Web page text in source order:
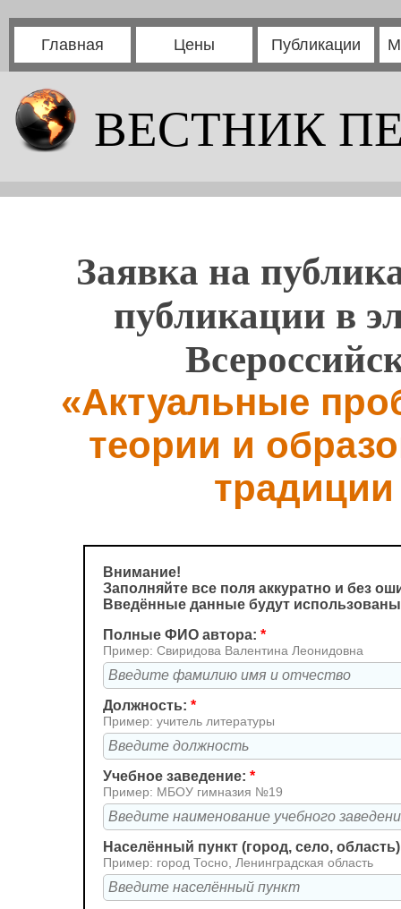
Главная Цены Публикации
ВЕСТНИК
Заявка на
публикации в
«Актуальные
теории и
Внимание!
Заполняйте все поля аккуратно и без
Введённые данные будут
Полные ФИО автора: *
Пример: Свиридова Валентина Леонидовна
Должность: *
Пример: учитель литературы
Учебное заведение: *
Пример: МБОУ гимназия №19
Населённый пункт (город, село,
Пример: город Тосно, Ленинградская область